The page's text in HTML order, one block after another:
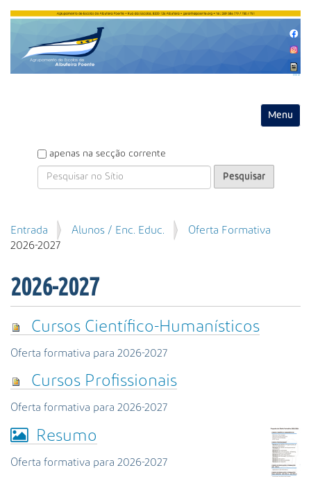
Toggle
P
e
i
s
r
apenas na secção corrente
P
e
u
a
A
a
n
ç
d
…
Entrada Alunos / Enc. Educ.
Oferta Formativa
2026-2027
2026-2027
Cursos Científico-Humanísticos
Oferta formativa para 2026-2027
Cursos Profissionais
Oferta formativa para 2026-2027
Resumo
Oferta formativa para 2026-2027